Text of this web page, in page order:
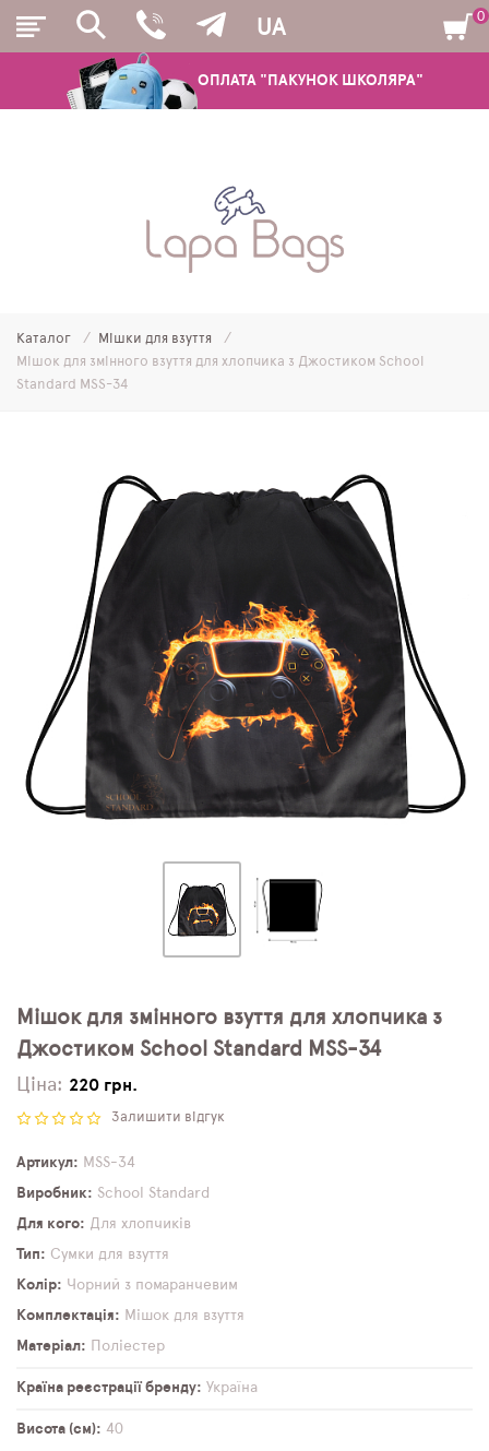
ОПЛАТА "ПАКУНОК ШКОЛЯРА"
UA
ШКІЛЬНІ РЮКЗАКИ ТА РАНЦІ
МОЛОДІЖНІ РЮКЗАКИ
ПЛЯШКИ ДЛЯ ВОДИ
SCHOOL STANDARD
SKYNAME
РОЗПРОДАЖ
0
Каталог
Мішки для взуття
Мішок для змінного взуття для хлопчика з Джостиком School
Standard MSS-34
Мішок для змінного взуття для хлопчика з
Джостиком School Standard MSS-34
Ціна: 220 грн.
Залишити відгук
Артикул
MSS-34
Виробник
School Standard
Для кого
Для хлопчиків
Тип
Сумки для взуття
Колір
Чорний з помаранчевим
Комплектація
Мішок для взуття
Матеріал
Поліестер
Країна реєстрації бренду Україна
Висота (см)
40